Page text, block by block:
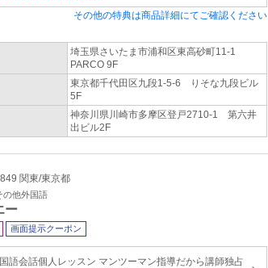
その他の特典は商品詳細にてご確認ください
埼玉県さいたま市浦和区東高砂町11-1
PARCO 9F
東京都千代田区九段1-5-6 りそな九段ビル
5F
神奈川県川崎市多摩区登戸2710-1 第六井
出ビル2F
関東/東京都
の他外国語
ー
画面提示クーポン
語会話個人レッスン マンツーマン指導だから講師独占